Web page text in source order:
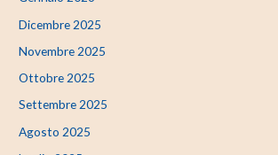
Dicembre 2025
Novembre 2025
Ottobre 2025
Settembre 2025
Agosto 2025